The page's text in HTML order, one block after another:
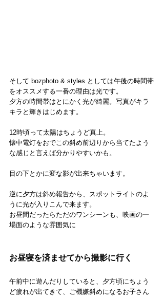
そして bozphoto & styles としては午後の時間帯
をオススメする一番の理由は光です。
夕方の時間帯はとにかく光が綺麗。写真がキラ
キラと輝きはじめます。
12時頃って太陽はちょうど真上。
懐中電灯をおでこの斜め前辺りから当てたよう
な感じと言えば分かりやすいかも。
目の下とかに変な影が出来ちゃいます。
逆に夕方は斜め報告から、スポットライトのよ
うに光が入りこんで来ます。
お昼間だったらただのワンシーンも、映画の一
場面のような雰囲気に
お昼寝を済ませてから撮影に行く
午前中に遊んだりしていると、夕方頃にちょう
ど疲れが出てきて、ご機嫌斜めになるお子さん